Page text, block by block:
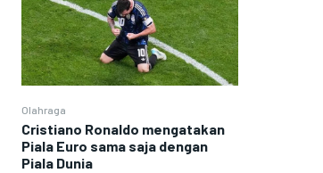
Olahraga
Cristiano Ronaldo mengatakan
Piala Euro sama saja dengan
Piala Dunia